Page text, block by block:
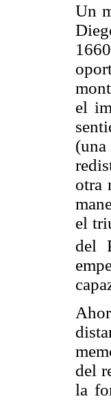
Un
el
otra
el
del
del
la